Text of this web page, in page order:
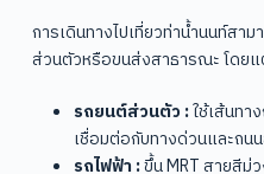
การเดินทางไปเที่ยวท่าน้ำนนท์สา
ส่วนตัวหรือขนส่งสาธารณะ โดย
รถยนต์ส่วนตัว :ใช้เส้นทา
เชื่อมต่อกับทางด่วนและถน
รถไฟฟ้า :ขึ้น MRT สายสีม่